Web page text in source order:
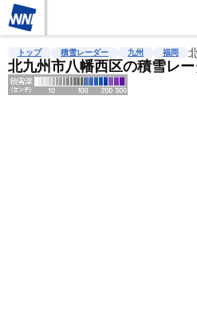
雨雲レーダー 台風情報 地震情報
トップ 積雪レーダー 九州 福岡
北九州市八幡西区の積雪レ